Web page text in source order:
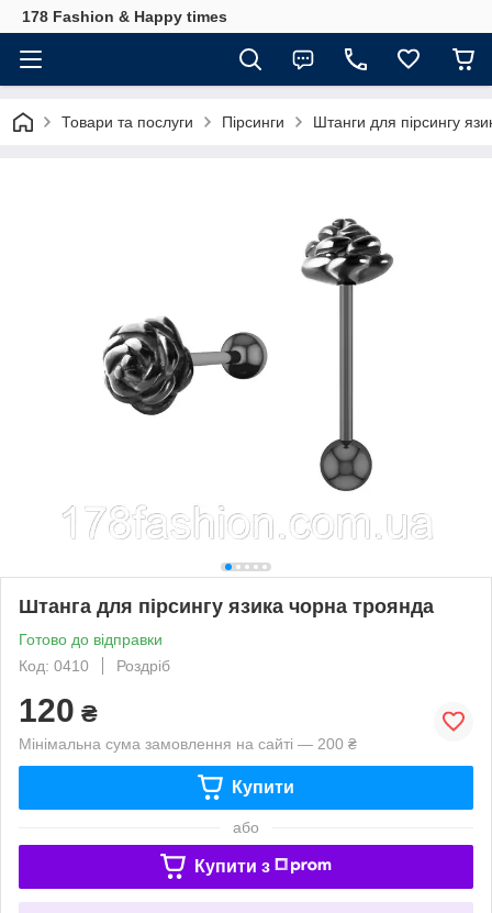
178 Fashion & Happy times
Товари та послуги Пірсинги Штанги для пірсингу
Штанга для пірсингу язика чорна троянда
Готово до відправки
Код: 0410
Роздріб
120 ₴
Мінімальна сума замовлення на сайті — 200 ₴
Купити
або
Купити з